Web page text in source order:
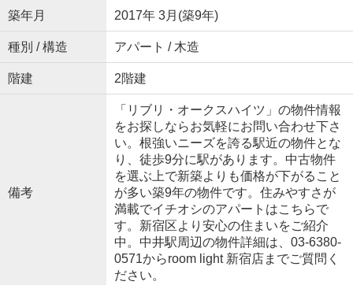
築年月 2017年 3月(築9年)
種別 / 構造 アパート / 木造
階建 2階建
備考
「リブリ・オークスハイツ」の物件情報
をお探しならお気軽にお問い合わせ下さ
い。根強いニーズを誇る駅近の物件とな
り、徒歩9分に駅があります。中古物件
を選ぶ上で新築よりも価格が下がること
が多い築9年の物件です。住みやすさが
満載でイチオシのアパートはこちらで
す。新宿区より安心の住まいをご紹介
中。中井駅周辺の物件詳細は、03-6380-
0571からroom light 新宿店までご質問く
ださい。